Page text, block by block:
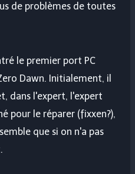
de problèmes de toutes
le premier port PC
Dawn. Initialement, il
dans l'expert, l'expert
pour le réparer (fixxen?),
que si on n'a pas